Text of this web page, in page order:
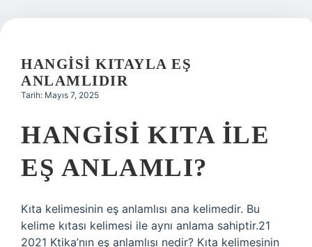
Hakkımızda
HANGISI KITAYLA EŞ
ANLAMLIDIR
Tarih: Mayıs 7, 2025
HANGISI KITA ILE
EŞ ANLAMLI?
Kıta kelimesinin eş anlamlısı ana kelimedir. Bu
kelime kıtası kelimesi ile aynı anlama sahiptir.21
2021 Ktika’nın eş anlamlısı nedir? Kıta kelimesinin